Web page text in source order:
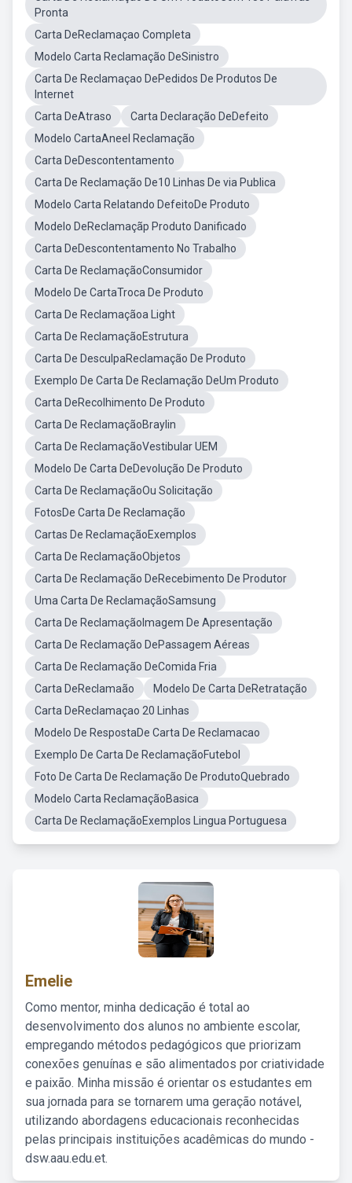
Pronta
Carta DeReclamaçao Completa
Modelo Carta Reclamação DeSinistro
Carta De Reclamaçao DePedidos De Produtos De
Internet
Carta DeAtraso
Carta Declaração DeDefeito
Modelo CartaAneel Reclamação
Carta DeDescontentamento
Carta De Reclamação De10 Linhas De via Publica
Modelo Carta Relatando DefeitoDe Produto
Modelo DeReclamaçãp Produto Danificado
Carta DeDescontentamento No Trabalho
Carta De ReclamaçãoConsumidor
Modelo De CartaTroca De Produto
Carta De Reclamaçãoa Light
Carta De ReclamaçãoEstrutura
Carta De DesculpaReclamação De Produto
Exemplo De Carta De Reclamação DeUm Produto
Carta DeRecolhimento De Produto
Carta De ReclamaçãoBraylin
Carta De ReclamaçãoVestibular UEM
Modelo De Carta DeDevolução De Produto
Carta De ReclamaçãoOu Solicitação
FotosDe Carta De Reclamação
Cartas De ReclamaçãoExemplos
Carta De ReclamaçãoObjetos
Carta De Reclamação DeRecebimento De Produtor
Uma Carta De ReclamaçãoSamsung
Carta De ReclamaçãoImagem De Apresentação
Carta De Reclamação DePassagem Aéreas
Carta De Reclamação DeComida Fria
Carta DeReclamaão
Modelo De Carta DeRetratação
Carta DeReclamaçao 20 Linhas
Modelo De RespostaDe Carta De Reclamacao
Exemplo De Carta De ReclamaçãoFutebol
Foto De Carta De Reclamação De ProdutoQuebrado
Modelo Carta ReclamaçãoBasica
Carta De ReclamaçãoExemplos Lingua Portuguesa
Emelie
Como mentor, minha dedicação é total ao
desenvolvimento dos alunos no ambiente escolar,
empregando métodos pedagógicos que priorizam
conexões genuínas e são alimentados por criatividade
e paixão. Minha missão é orientar os estudantes em
sua jornada para se tornarem uma geração notável,
utilizando abordagens educacionais reconhecidas
pelas principais instituições acadêmicas do mundo -
dsw.aau.edu.et.